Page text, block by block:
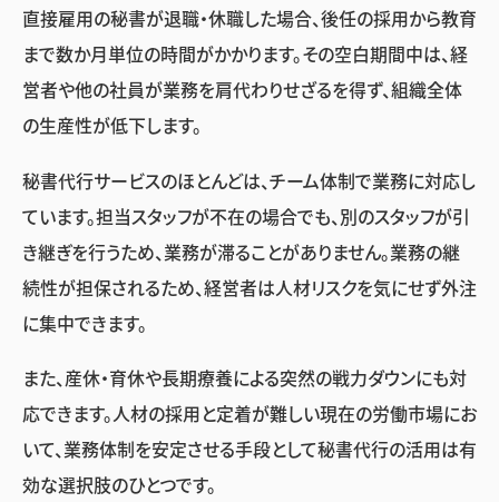
直接雇用の秘書が退職・休職した場合、後任の採用から教育
まで数か月単位の時間がかかります。その空白期間中は、経
営者や他の社員が業務を肩代わりせざるを得ず、組織全体
の生産性が低下します。
秘書代行サービスのほとんどは、チーム体制で業務に対応し
ています。担当スタッフが不在の場合でも、別のスタッフが引
き継ぎを行うため、業務が滞ることがありません。業務の継
続性が担保されるため、経営者は人材リスクを気にせず外注
に集中できます。
また、産休・育休や長期療養による突然の戦力ダウンにも対
応できます。人材の採用と定着が難しい現在の労働市場にお
いて、業務体制を安定させる手段として秘書代行の活用は有
効な選択肢のひとつです。